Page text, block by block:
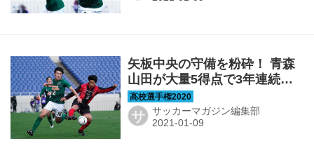
矢板中央の守備を粉砕！ 青森
山田が大量5得点で3年連続の
決勝へ【準決勝】
サ サッカーマガジン編集部